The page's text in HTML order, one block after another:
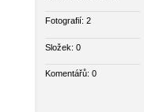
Fotografií: 2
Složek: 0
Komentářů: 0